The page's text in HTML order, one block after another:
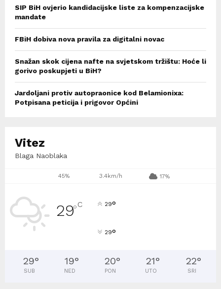
SIP BiH ovjerio kandidacijske liste za kompenzacijske
mandate
FBiH dobiva nova pravila za digitalni novac
Snažan skok cijena nafte na svjetskom tržištu: Hoće li
gorivo poskupjeti u BiH?
Jardoljani protiv autopraonice kod Belamionixa:
Potpisana peticija i prigovor Općini
Vitez
Blaga Naoblaka
45% 3.4km/h 17%
29°C 29°
29°
29°
SUB
19°
NED
20°
PON
21°
UTO
22°
SRI